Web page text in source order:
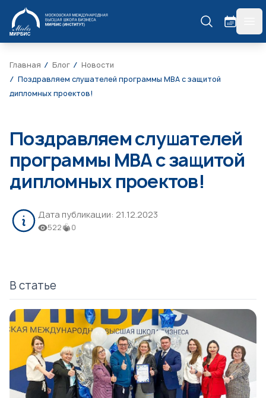
МИРБИС
Главная Блог
Новости
Поздравляем слушателей программы МВА с защитой
дипломных проектов!
Поздравляем слушателей
программы МВА с защитой
дипломных проектов!
Дата публикации: 21.12.2023
522 0
В статье